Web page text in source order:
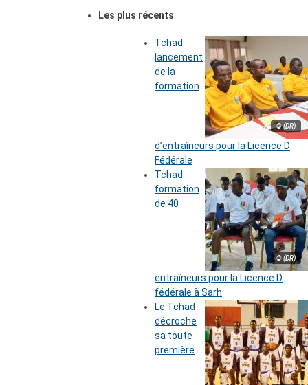
Les plus récents
© (DR)
Tchad :
lancement
de la
formation
d’entraîneurs pour la Licence D
Fédérale
© (DR)
Tchad :
formation
de 40
entraîneurs pour la Licence D
fédérale à Sarh
Le Tchad
décroche
sa toute
première